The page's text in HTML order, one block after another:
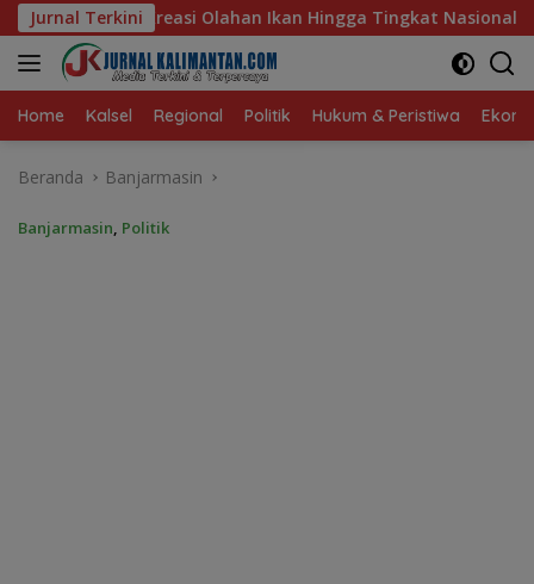
Langsung
ke
konten
Jurnal Terkini
Hingga Tingkat Nasional Pada Lomba Masak Serba Ikan
Home Kalsel Regional Politik Hukum & Peristiwa
Beranda Banjarmasin
Banjarmasin, Politik